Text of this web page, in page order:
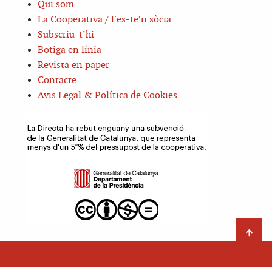
Qui som
La Cooperativa / Fes-te’n sòcia
Subscriu-t’hi
Botiga en línia
Revista en paper
Contacte
Avis Legal & Política de Cookies